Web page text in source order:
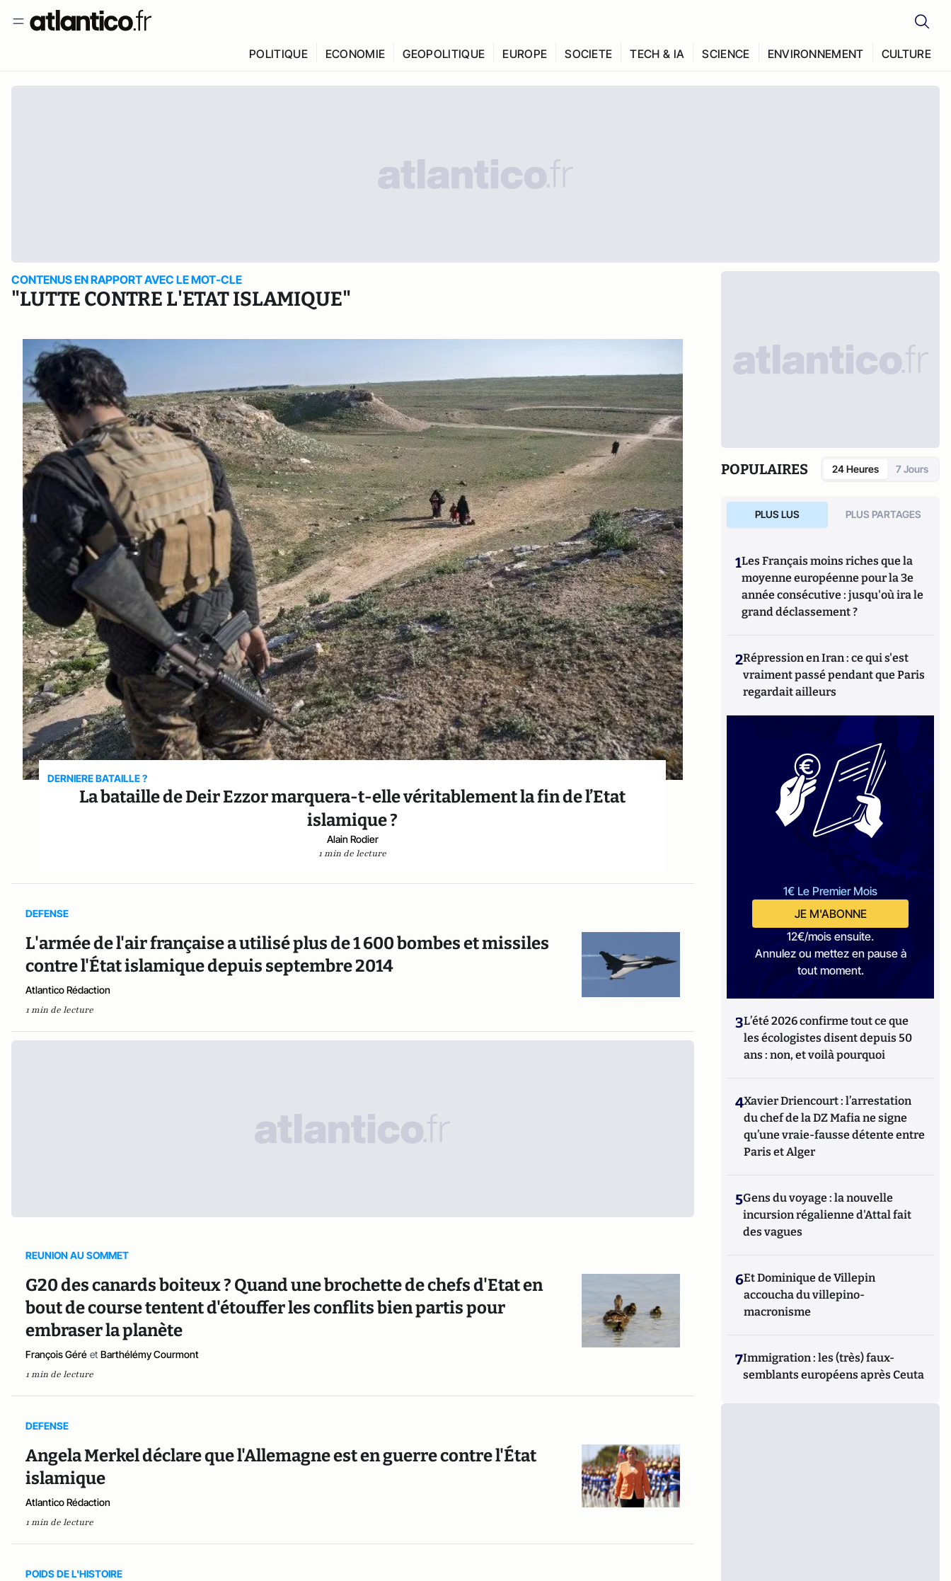
POLITIQUE ECONOMIE GEOPOLITIQUE EUROPE SOCIETE TECH & IA SCIENCE ENVIRONNEMENT CULTURE
CONTENUS EN RAPPORT AVEC LE MOT-CLE
"LUTTE CONTRE L'ETAT ISLAMIQUE"
DERNIERE BATAILLE ?
La bataille de Deir Ezzor marquera-t-elle véritablement la fin de l’Etat
islamique ?
Alain Rodier
1 min de lecture
DEFENSE
L'armée de l'air française a utilisé plus de 1 600 bombes et missiles
contre l'État islamique depuis septembre 2014
Atlantico Rédaction
1 min de lecture
REUNION AU SOMMET
G20 des canards boiteux ? Quand une brochette de chefs d'Etat en
bout de course tentent d'étouffer les conflits bien partis pour
embraser la planète
François Géré et Barthélémy Courmont
1 min de lecture
DEFENSE
Angela Merkel déclare que l'Allemagne est en guerre contre l'État
islamique
Atlantico Rédaction
1 min de lecture
POIDS DE L'HISTOIRE
POPULAIRES 24 Heures 7 Jours
PLUS LUS PLUS PARTAGES
1Les Français moins riches que la
moyenne européenne pour la 3e
année consécutive : jusqu'où ira le
grand déclassement ?
2Répression en Iran : ce qui s'est
vraiment passé pendant que Paris
regardait ailleurs
1€ Le Premier Mois
JE M'ABONNE
12€/mois ensuite.
Annulez ou mettez en pause à
tout moment.
3L’été 2026 confirme tout ce que
les écologistes disent depuis 50
ans : non, et voilà pourquoi
4Xavier Driencourt : l’arrestation
du chef de la DZ Mafia ne signe
qu’une vraie-fausse détente entre
Paris et Alger
5Gens du voyage : la nouvelle
incursion régalienne d'Attal fait
des vagues
6Et Dominique de Villepin
accoucha du villepino-
macronisme
7Immigration : les (très) faux-
semblants européens après Ceuta